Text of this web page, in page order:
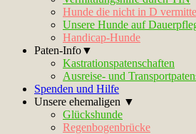
Hunde die nicht in D
Unsere Hunde auf
Handicap-Hunde
Paten-Info▼
Kastrationspatenschaften
Ausreise- und
Spenden und Hilfe
Unsere ehemaligen ▼
Glückshunde
Regenbogenbrücke